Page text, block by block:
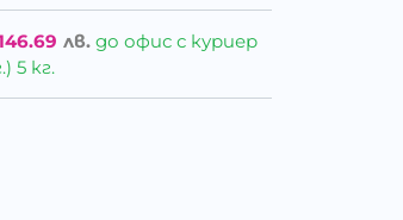
лв. до офис с куриер
5 кг.